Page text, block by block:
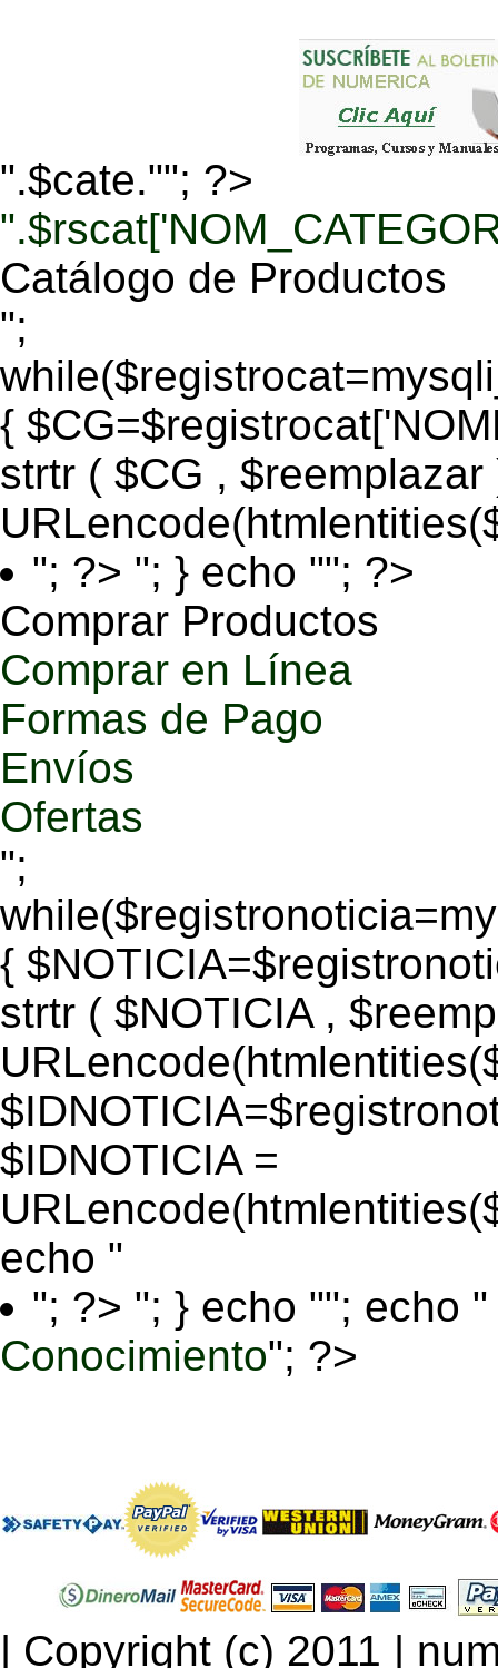
".$cate.""; ?>
Catálogo de Productos
";
{
strtr ( $CG , $reemplazar
"; ?> "; } echo ""; ?>
Comprar Productos
Comprar en Línea
Formas de Pago
Envíos
Ofertas
";
{
strtr ( $NOTICIA ,
$IDNOTICIA =
echo "
"; ?> "; } echo ""; echo "
Conocimiento"; ?>
| Copyright (c) 2011 |